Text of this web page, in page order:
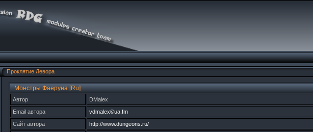
Проклятие Левора
Монстры Фаеруна [Ru]
Автор
DMalex
Email автора
vdmalex©ua.fm
Сайт автора
http://www.dungeons.ru/